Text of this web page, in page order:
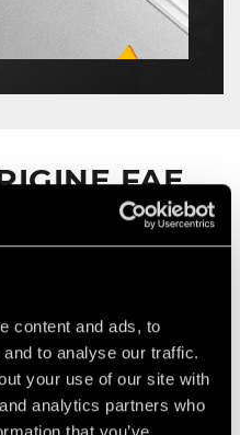
content and ads, to
to analyse our traffic.
your use of our site with
analytics partners who
FAE
inégalée